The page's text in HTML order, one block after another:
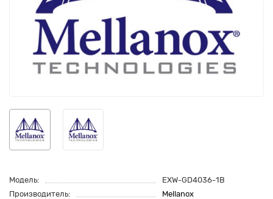
Модель:
EXW-GD4036-1B
Производитель:
Mellanox